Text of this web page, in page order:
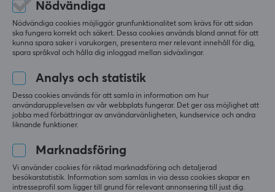
Bredd
57 mm
Djup
120 mm
Höjd
40 mm
Du kan inte ändra den enfärgade glöden på
färgen för pollinghastigheten.
Visa original
2 likes
Gleb K
Fantastisk mus!
Fantastisk mus! Klickljuden låter bra
Nödvändiga
Nödvändiga cookies möjliggör grunfunktionalitet som krävs för att sidan
ska fungera korrekt och säkert. Dessa cookies används bland annat för att
kunna spara saker i varukorgen, presentera mer relevant innehåll för dig,
spara språkval och hålla dig inloggad mellan sidväxlingar.
Analys och statistik
Dessa cookies används för att samla in information om hur
användarupplevelsen av vår webbplats fungerar. Det ger oss möjlighet att
jobba med förbättringar av användarvänligheten, kundservice och andra
liknande funktioner.
Marknadsföring
Vi använder cookies för riktad marknadsföring och detaljerad
besökarstatistik. Information som samlas in via dessa cookies skapar en
intresseprofil som ligger till grund för relevant annonsering till just dig.